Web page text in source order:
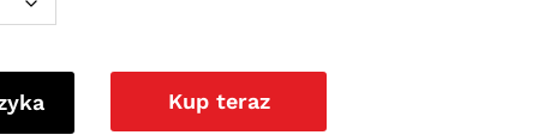
Kup teraz